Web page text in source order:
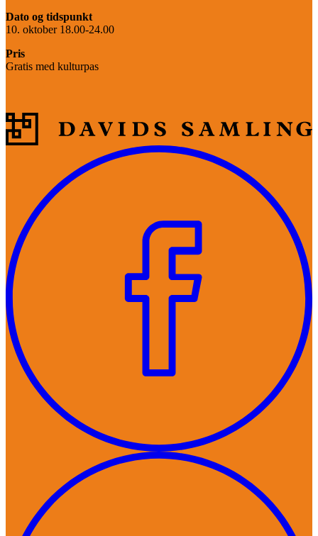
Dato og tidspunkt
10. oktober 18.00-24.00
Pris
Gratis med kulturpas